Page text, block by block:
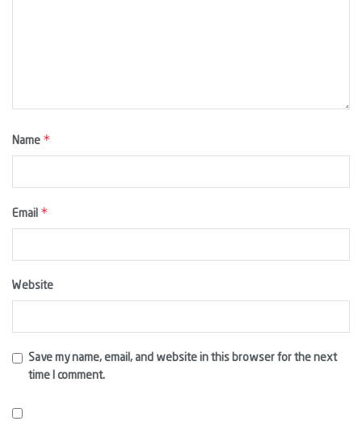
Name *
Email *
Website
Save my name, email, and website in this browser for the next
time I comment.